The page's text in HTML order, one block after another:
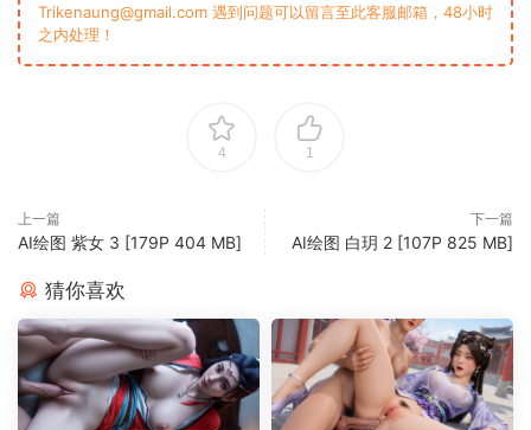
Trikenaung@gmail.com 遇到问题可以留言至此客服邮箱，48小时
之内处理！
4 1
上一篇
AI绘图 紫女 3 [179P 404 MB]
下一篇
AI绘图 白玥 2 [107P 825 MB]
猜你喜欢